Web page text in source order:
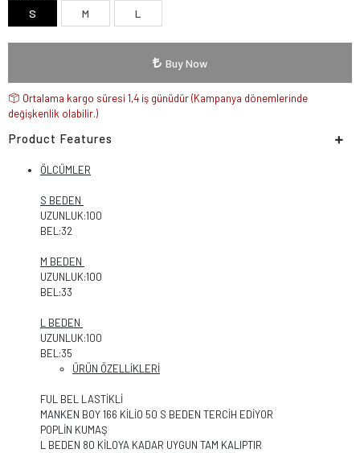
S
M L
Buy Now
Ortalama kargo süresi 1,4 iş günüdür (Kampanya dönemlerinde
değişkenlik olabilir.)
Product Features
ÖLCÜMLER
S BEDEN
UZUNLUK:100
BEL:32
M BEDEN
UZUNLUK:100
BEL:33
L BEDEN
UZUNLUK:100
BEL:35
ÜRÜN ÖZELLİKLERİ
FUL BEL LASTİKLİ
MANKEN BOY 166 KİLİO 50 S BEDEN TERCİH EDİYOR
POPLİN KUMAŞ
L BEDEN 80 KİLOYA KADAR UYGUN TAM KALIPTIR